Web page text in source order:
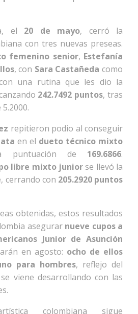
el 20 de mayo, cerró la
con tres nuevas preseas.
femenino senior, Estefanía
, con Sara Castañeda como
una rutina que les dio la
242.7492 puntos, tras
repitieron podio al conseguir
en el dueto técnico mixto
puntuación de 169.6866.
libre mixto juniorse llevó la
, cerrando con 205.2920 puntos
obtenidas, estos resultados
asegurar nueve cupos a
Junior de Asunción
en agosto: ocho de ellos
para hombres, reflejo del
viene desarrollando con las
colombiana sigue